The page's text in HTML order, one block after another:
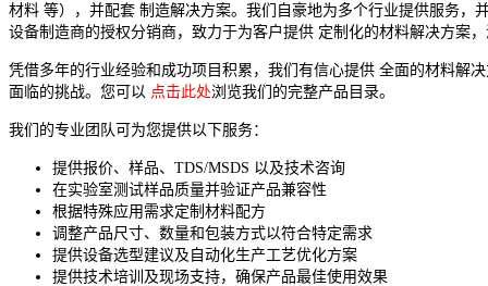
材料 等），并配套 制造解决方案。我们自豪地为多个行业提供服务，
设备制造商的授权分销商，致力于为客户提供 定制化的材料解决方案
凭借多年的行业经验和成功项目积累，我们有信心提供 全面的材料解
面临的挑战。您可以 点击此处浏览我们的完整产品目录。
我们的专业团队可为您提供以下服务：
提供报价、样品、TDS/MSDS 以及技术咨询
在实验室测试样品质量并验证产品兼容性
根据特殊应用需求定制材料配方
调整产品尺寸、数量和包装方式以符合特定需求
提供设备选型建议及自动化生产工艺优化方案
提供技术培训及现场支持，确保产品最佳使用效果